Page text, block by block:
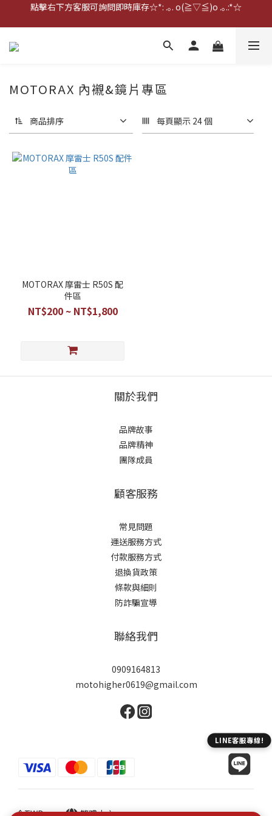
點擊右下方客服可詢問即時庫存☆*: .｡. o(≧▽≦)o .｡.:*☆
點擊右下方客服可詢問即時庫存☆*: .｡. o(≧▽≦)o .｡.:*☆
歡迎到門市實體試戴(❁´◡`❁)
點擊右下方客服可詢問即時庫存☆*: .｡. o(≧▽≦)o .｡.:*☆
MOTORAX 內襯&鏡片專區
商品排序 每頁顯示 24 個
MOTORAX 摩雷士 R50S 配
件區
NT$200 ~ NT$1,800
關於我們
品牌故事
品牌精神
團隊成員
顧客服務
常見問題
運送服務方式
付款服務方式
退換貨政策
條款與細則
防詐騙宣導
聯絡我們
0909164813
motohigher0619@gmail.com
$TWD 繁體中文